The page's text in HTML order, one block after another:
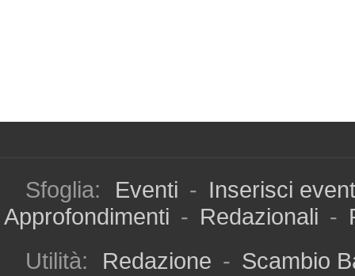
Sfoglia: Eventi - Inserisci
Approfondimenti - Redazionali -
Utilità:
Redazione - Scambio